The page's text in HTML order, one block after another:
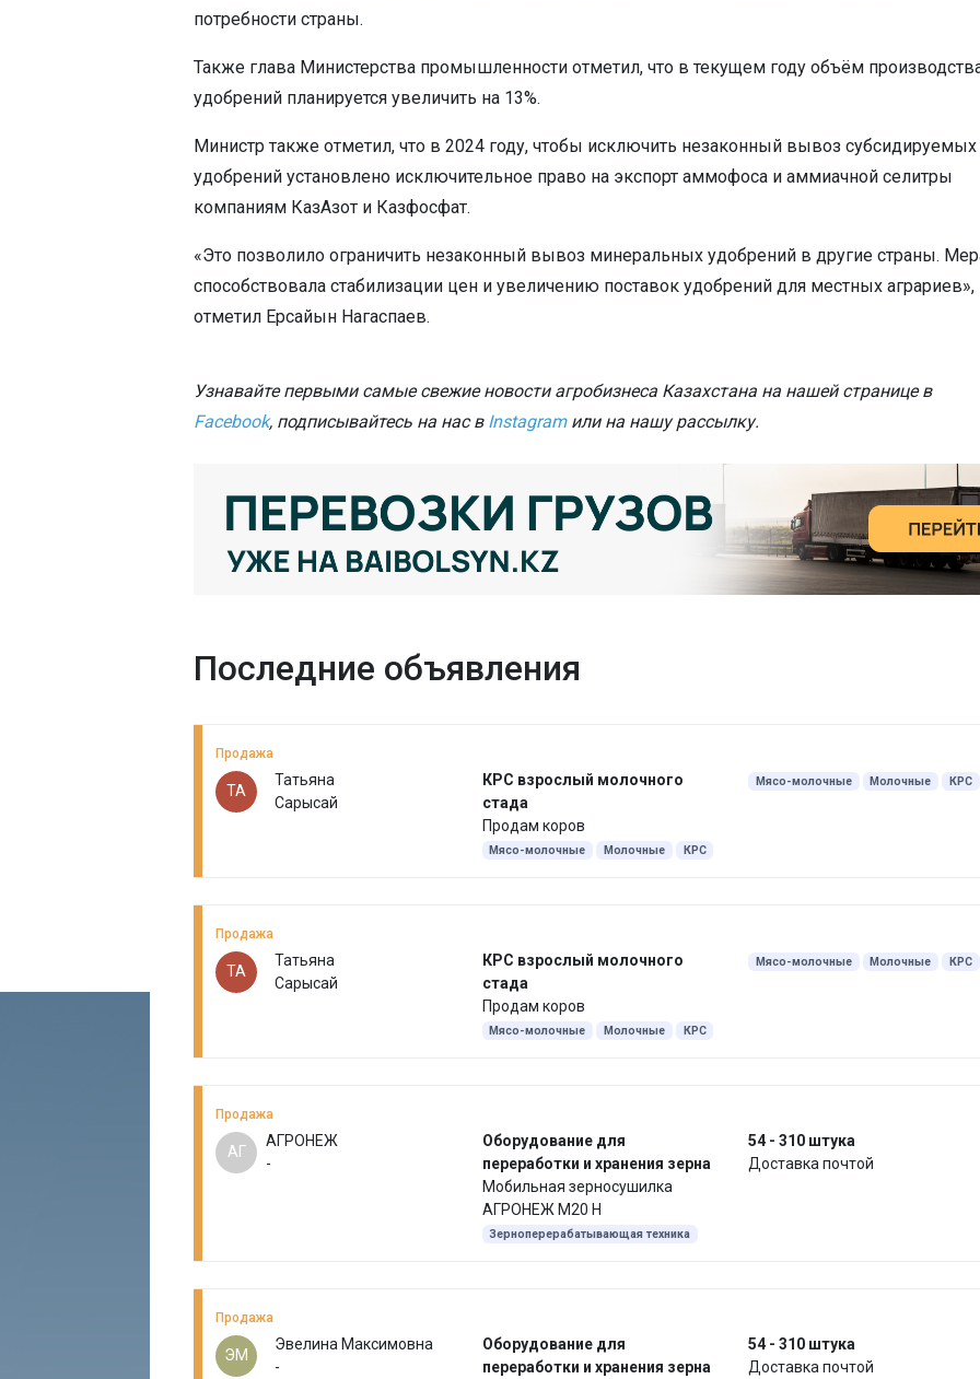
потребности страны.
Также глава Министерства промышленности отметил, что в текущем году объём
удобрений планируется увеличить на 13%.
Министр также отметил, что в 2024 году, чтобы исключить незаконный вывоз субсидируемых
удобрений установлено исключительное право на экспорт аммофоса и аммиачной селитры
компаниям КазАзот и Казфосфат.
«Это позволило ограничить незаконный вывоз минеральных удобрений в другие страны.
способствовала стабилизации цен и увеличению поставок удобрений для местных аграриев»,
отметил Ерсайын Нагаспаев.
Узнавайте первыми самые свежие новости агробизнеса Казахстана на нашей странице в
Facebook, подписывайтесь на нас в Instagramили на нашу рассылку.
Последние объявления
Продажа
ТА
Татьяна
Сарысай
КРС взрослый молочного
стада
Продам коров
Мясо-молочные Молочные
КРС
Мясо-молочные Молочные
КРС
Продажа
ТА
Татьяна
Сарысай
КРС взрослый молочного
стада
Продам коров
Мясо-молочные Молочные
КРС
Мясо-молочные Молочные
КРС
Продажа
АГ
АГРОНЕЖ
-
Оборудование для
переработки и хранения зерна
Мобильная зерносушилка
АГРОНЕЖ М20 Н
Зерноперерабатывающая техника
54 - 310 штука
Доставка почтой
Продажа
ЭМ
Эвелина Максимовна
-
Оборудование для
переработки и хранения зерна
54 - 310 штука
Доставка почтой